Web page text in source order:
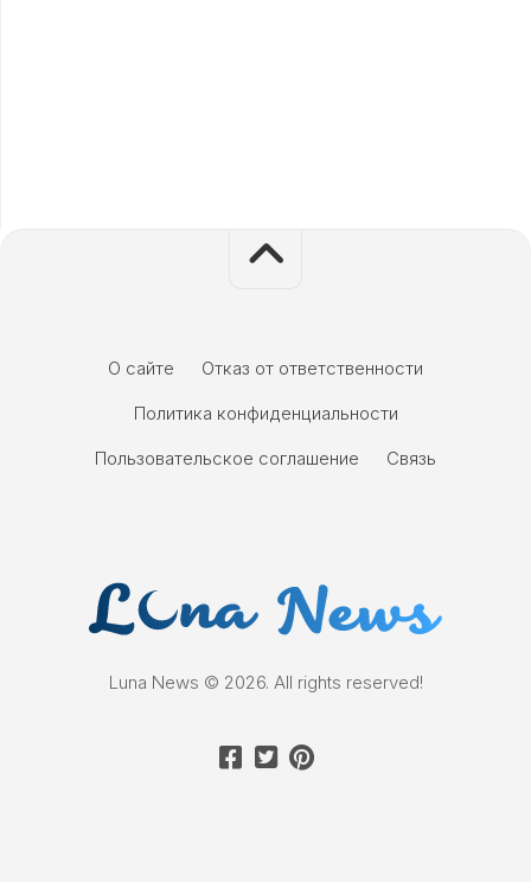
О сайте
Отказ от ответственности
Политика конфиденциальности
Пользовательское соглашение
Связь
Luna News © 2026. All rights reserved!